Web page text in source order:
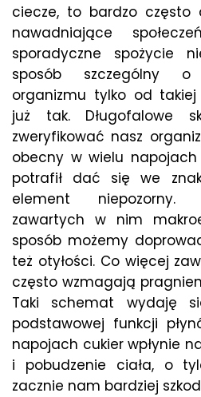
ciecze, to bardzo często
nawadniające
sporadyczne spożycie
sposób szczególny
organizmu tylko od
już tak. Długofalowe
zweryfikować nasz
obecny w wielu
potrafił dać się we
element niepozorny.
zawartych w nim
sposób możemy
też otyłości. Co więcej
często wzmagają
Taki schemat wydaję
podstawowej funkcji
napojach cukier wpłynie
i pobudzenie ciała, o
zacznie nam bardziej